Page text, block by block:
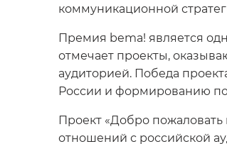
коммуникационной
Премия bema! является
отмечает проекты,
аудиторией. Победа
России и формированию
Проект «Добро пожаловать
отношений с российской